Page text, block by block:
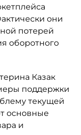
они
потерей
оборотного
Казак
поддержки
текущей
основные
и